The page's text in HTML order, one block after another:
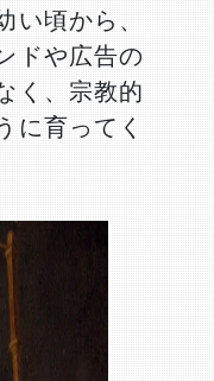
い頃から、
ドや広告の
く、宗教的
に育ってく